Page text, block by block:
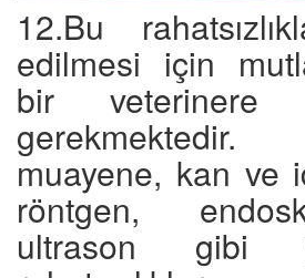
12.Bu
edilmesi için
bir veterinere
muayene, kan ve
röntgen,
ultrason gibi